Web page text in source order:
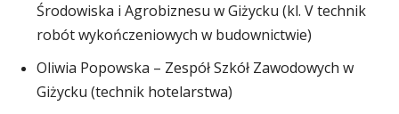
Środowiska i Agrobiznesu w Giżycku (kl. V technik
robót wykończeniowych w budownictwie)
Oliwia Popowska – Zespół Szkół Zawodowych w
Giżycku (technik hotelarstwa)